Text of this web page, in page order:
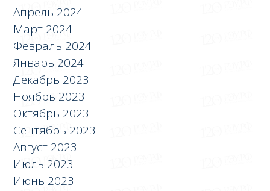
Апрель 2024
Март 2024
Февраль 2024
Январь 2024
Декабрь 2023
Ноябрь 2023
Октябрь 2023
Сентябрь 2023
Август 2023
Июль 2023
Июнь 2023